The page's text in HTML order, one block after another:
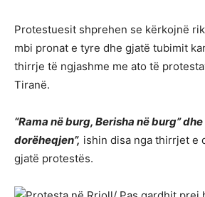
Protestuesit shprehen se kërkojnë
mbi pronat e tyre dhe gjatë tubimit
thirrje të ngjashme me ato të
Tiranë.
“Rama në burg, Berisha në burg”
dorëheqjen”, ishin disa nga thirrjet e
gjatë protestës.